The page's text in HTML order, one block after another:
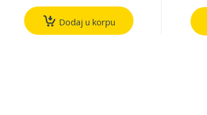
Dodaj u korpu